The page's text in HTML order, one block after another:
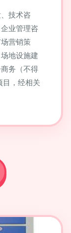
技术咨
业管理咨
营销策
地设施建
务（不得
目，经相关